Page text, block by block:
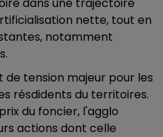
dans une trajectoire
nette, tout en
notamment
tension majeur pour les
résdidents du territoires.
du foncier, l'agglo
actions dont celle